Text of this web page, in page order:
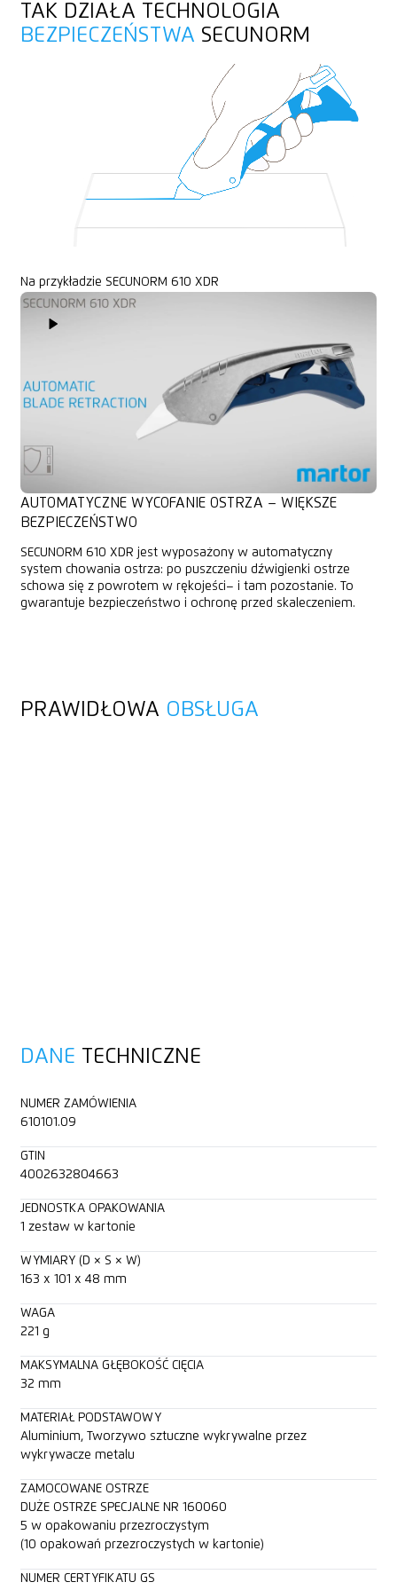
Uchwyt do zamocowania
folia laminowana
TAK DZIAŁA TECHNOLOGIA
BEZPIECZEŃSTWA SECUNORM
AUTOMATYCZNE WYCOFANIE OSTRZA – WIĘKSZE
BEZPIECZEŃSTWO
SECUNORM 610 XDR jest wyposażony w automatyczny
system chowania ostrza: po puszczeniu dźwigienki ostrze
schowa się z powrotem w rękojeści– i tam pozostanie. To
gwarantuje bezpieczeństwo i ochronę przed skaleczeniem.
Na przykładzie SECUNORM 610 XDR
Play Video
PRAWIDŁOWA OBSŁUGA
DANE TECHNICZNE
NUMER ZAMÓWIENIA
610101.09
GTIN
4002632804663
JEDNOSTKA OPAKOWANIA
1 zestaw w kartonie
WYMIARY (D × S × W)
163 x 101 x 48 mm
WAGA
221 g
MAKSYMALNA GŁĘBOKOŚĆ CIĘCIA
32 mm
MATERIAŁ PODSTAWOWY
Aluminium, Tworzywo sztuczne wykrywalne przez
wykrywacze metalu
ZAMOCOWANE OSTRZE
DUŻE OSTRZE SPECJALNE NR 160060
5 w opakowaniu przezroczystym
(10 opakowań przezroczystych w kartonie)
NUMER CERTYFIKATU GS